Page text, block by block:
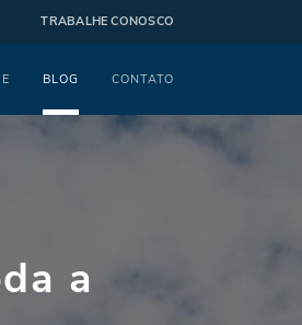
TRABALHE CONOSCO
BLOG CONTATO
a